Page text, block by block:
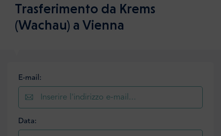
Trasferimento da Krems
(Wachau) a Vienna
E-mail:
Data: